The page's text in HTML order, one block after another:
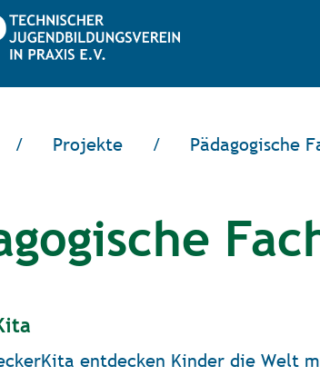
/ Projekte / Pädagogische
entdecken Kinder die Welt